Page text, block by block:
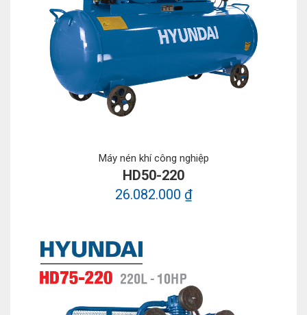
Máy nén khí công nghiệp
HD50-220
26.082.000 ₫